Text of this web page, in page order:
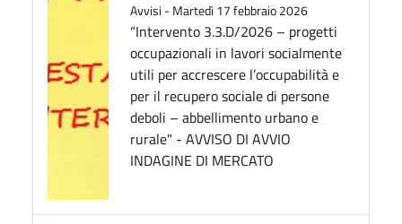
Avvisi -Martedì 17 febbraio 2026
“Intervento 3.3.D/2026 – progetti
occupazionali in lavori socialmente
utili per accrescere l’occupabilità e
per il recupero sociale di persone
deboli – abbellimento urbano e
rurale" - AVVISO DI AVVIO
INDAGINE DI MERCATO